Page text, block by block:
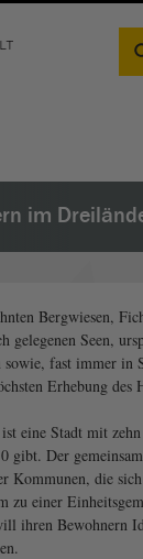
im
Bergwiesen,
gelegenen Seen,
sowie, fast immer in
Erhebung des
eine Stadt mit
gibt. Der
Kommunen, die
zu einer
ihren Bewohnern